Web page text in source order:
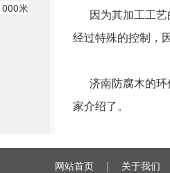
米
因为其加工工艺
经过特殊的控制，
济南防腐木的环
家介绍了。
网站首页 | 关于我们